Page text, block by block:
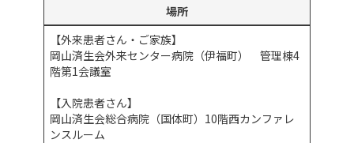
場所
【外来患者さん・ご家族】
岡山済生会外来センター病院（伊福町） 管理棟4
階第1会議室
【入院患者さん】
岡山済生会総合病院（国体町）10階西カンファレ
ンスルーム